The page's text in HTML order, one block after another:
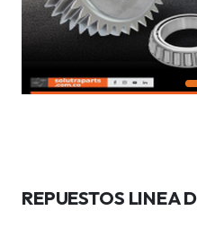
REPUESTOS LINEA